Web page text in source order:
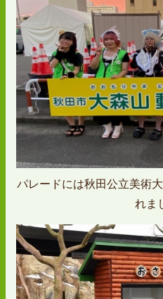
パレードには秋田公立美術
れま